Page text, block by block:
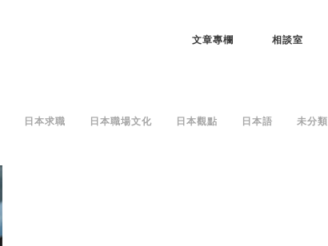
文章專欄 相談室
日本求職 日本職場文化 日本觀點 日本語 未分類